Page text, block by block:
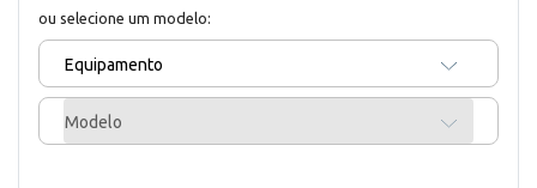
ou selecione um modelo:
Equipamento
Modelo